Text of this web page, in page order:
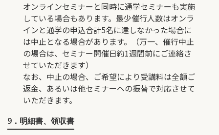
オンラインセミナーと同時に通学セミナーも実施
している場合もあります。最少催行人数はオンラ
インと通学の申込合計5名に達しなかった場合に
は中止となる場合があります。（万一、催行中止
の場合は、セミナー開催日約1週間前にご連絡さ
せていただきます）
なお、中止の場合、ご希望により受講料は全額ご
返金、あるいは他セミナーへの振替で対応させて
いただきます。
9．明細書、領収書